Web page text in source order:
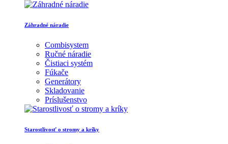
Záhradné náradie
Combisystem
Ručné náradie
Čistiaci systém
Fúkače
Generátory
Skladovanie
Príslušenstvo
Starostlivosť o stromy a kríky